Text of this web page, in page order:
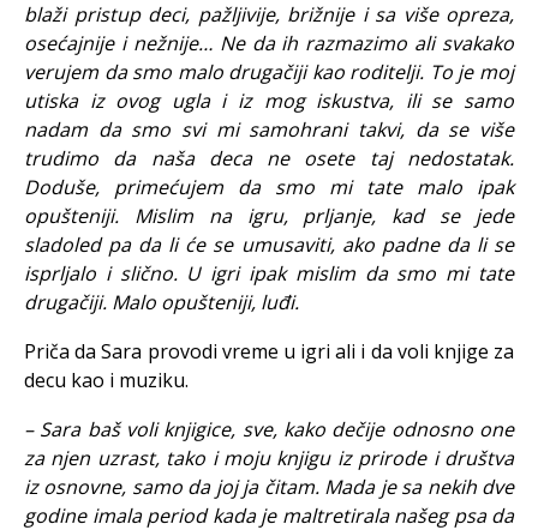
blaži pristup deci, pažljivije, brižnije i sa više opreza,
osećajnije i nežnije… Ne da ih razmazimo ali svakako
verujem da smo malo drugačiji kao roditelji. To je moj
utiska iz ovog ugla i iz mog iskustva, ili se samo
nadam da smo svi mi samohrani takvi, da se više
trudimo da naša deca ne osete taj nedostatak.
Doduše, primećujem da smo mi tate malo ipak
opušteniji. Mislim na igru, prljanje, kad se jede
sladoled pa da li će se umusaviti, ako padne da li se
isprljalo i slično. U igri ipak mislim da smo mi tate
drugačiji. Malo opušteniji, luđi.
Priča da Sara provodi vreme u igri ali i da voli knjige za
decu kao i muziku.
– Sara baš voli knjigice, sve, kako dečije odnosno one
za njen uzrast, tako i moju knjigu iz prirode i društva
iz osnovne, samo da joj ja čitam. Mada je sa nekih dve
godine imala period kada je maltretirala našeg psa da